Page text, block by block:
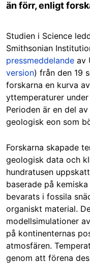
än förr, enligt
Studien i Science
Smithsonian
pressmeddelande av
version) från den 19
forskarna en kurva
yttemperaturer
Perioden är en del av
geologisk eon som
Forskarna skapade
geologisk data och
hundratusen
baserade på
bevarats i fossila
organiskt material.
modellsimulationer
på kontinenternas
atmosfären.
genom att förena